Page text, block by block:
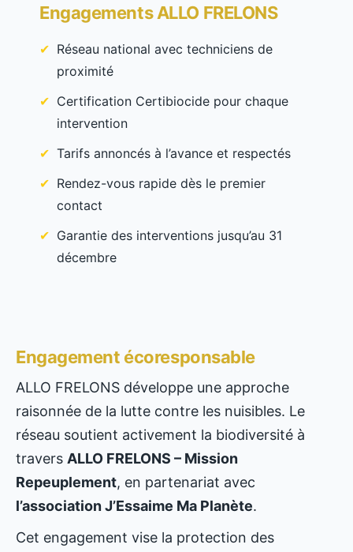
Engagements ALLO FRELONS
Réseau national avec techniciens de
proximité
Certification Certibiocide pour chaque
intervention
Tarifs annoncés à l’avance et respectés
Rendez-vous rapide dès le premier
contact
Garantie des interventions jusqu’au 31
décembre
Engagement écoresponsable
ALLO FRELONS développe une approche
raisonnée de la lutte contre les nuisibles. Le
réseau soutient activement la biodiversité à
travers ALLO FRELONS – Mission
Repeuplement, en partenariat avec
l’association J’Essaime Ma Planète.
Cet engagement vise la protection des